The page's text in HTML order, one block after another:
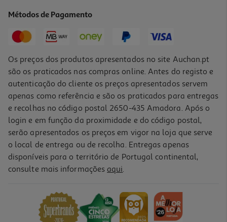
Auriculares Tws Xiaomi Buds 6 Preto
129,99 €
Métodos de Pagamento
Os preços dos produtos apresentados no site Auchan.pt
são os praticados nas compras online. Antes do registo e
autenticação do cliente os preços apresentados servem
apenas como referência e são os praticados para entregas
e recolhas no código postal 2650-435 Amadora. Após o
login e em função da proximidade e do código postal,
serão apresentados os preços em vigor na loja que serve
o local de entrega ou de recolha. Entregas apenas
disponíveis para o território de Portugal continental,
consulte mais informações aqui.